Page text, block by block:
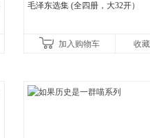
毛泽东选集 (全四册，大32开）
加入购物车 收藏